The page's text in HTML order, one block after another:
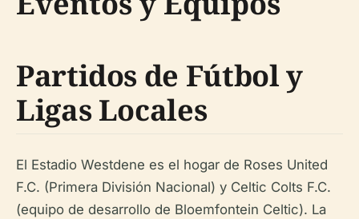
Partidos de Fútbol y
Ligas Locales
El Estadio Westdene es el hogar de Roses United
F.C. (Primera División Nacional) y Celtic Colts F.C.
(equipo de desarrollo de Bloemfontein Celtic). La